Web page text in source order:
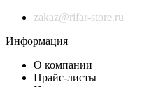
zakaz@rifar-store.ru
Информация
О компании
Прайс-листы